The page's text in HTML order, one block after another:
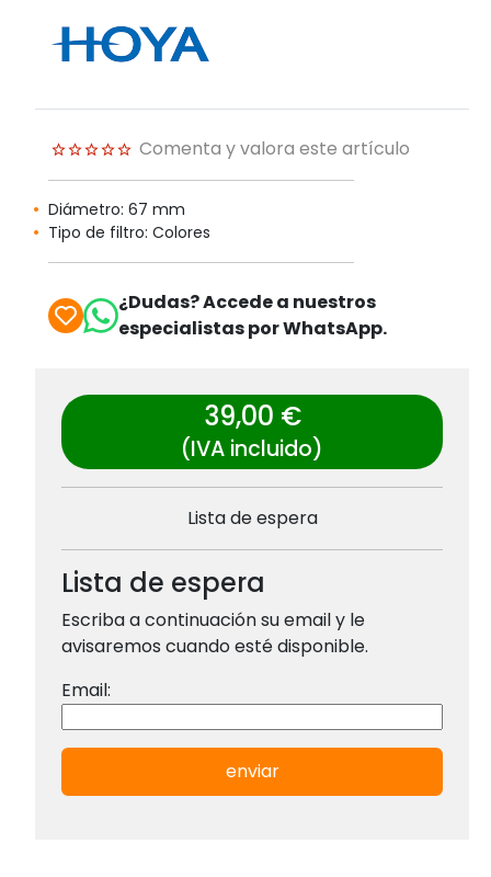
Comenta y valora este artículo
Diámetro: 67 mm
Tipo de filtro: Colores
¿Dudas? Accede a nuestros
especialistas por WhatsApp.
39,00 €
(IVA incluido)
Lista de espera
Lista de espera
Escriba a continuación su email y le
avisaremos cuando esté disponible.
Email:
enviar